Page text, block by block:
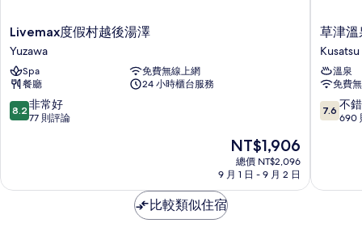
Livemax
度
假
村
越
後
湯
Livemax度假村越後湯澤
Yuzawa
Spa
免費無線上網
餐廳
24 小時櫃台服務
8.2
分，
非
8.2 非常好
77 則評論
現
在
價
NT$1,906
總價 NT$2,096
9 月 1 日 - 9 月 2 日
草
津
溫
泉
大
東
館
草津溫
Kusatsu
溫泉
免費
7.6
分，
不
7.6 不
690
比較類似住宿